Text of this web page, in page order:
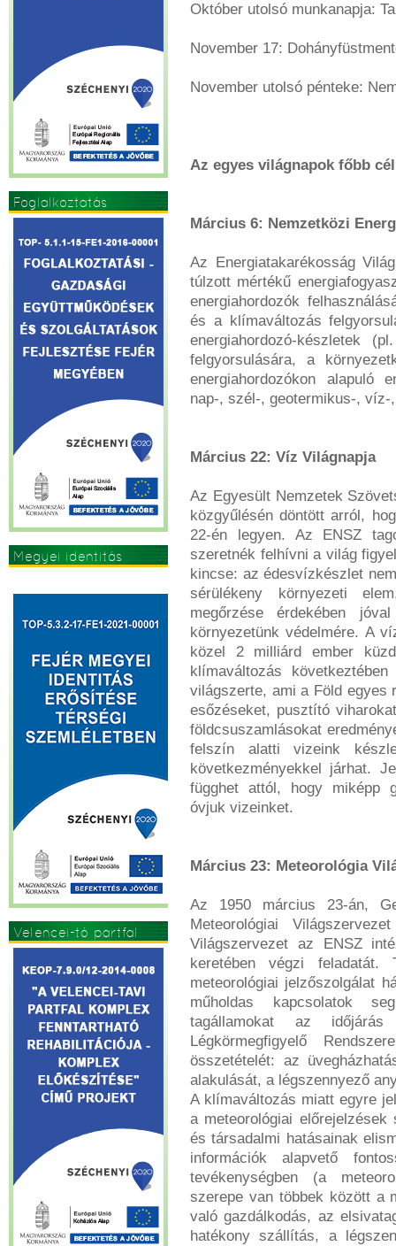
Foglalkoztatás
Megyei identitás
Velencei-tó partfal
Október utolsó munkanapja:
November 17:
November utolsó pénteke:
Az egyes világnapok főbb
Március 6: Nemzetközi
Az Energiatakarékosság
túlzott mértékű
energiahordozók
és a klímaváltozás
energiahordozó-készletek
felgyorsulására, a
energiahordozókon alapuló
nap-, szél-, geotermikus-, víz-
Március 22: Víz Világnapja
Az Egyesült Nemzetek
közgyűlésén döntött arról,
22-én legyen. Az ENSZ
szeretnék felhívni a világ
kincse: az édesvízkészlet
sérülékeny környezeti
megőrzése érdekében
környezetünk védelmére. A
közel 2 milliárd ember
klímaváltozás
világszerte, ami a Föld egyes
esőzéseket, pusztító
földcsuszamlásokat
felszín alatti vizeink
következményekkel járhat.
függhet attól, hogy miképp
óvjuk vizeinket.
Március 23: Meteorológia
Az 1950 március 23-án,
Meteorológiai
Világszervezet az ENSZ
keretében végzi feladatát.
meteorológiai jelzőszolgálat
műholdas kapcsolatok
tagállamokat az
Légkörmegfigyelő
összetételét: az
alakulását, a légszennyező
A klímaváltozás miatt egyre
a meteorológiai
és társadalmi hatásainak
információk alapvető
tevékenységben (a
szerepe van többek között a
való gazdálkodás, az
hatékony szállítás, a